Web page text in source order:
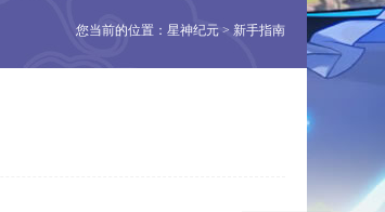
您当前的位置：星神纪元 > 新手指南